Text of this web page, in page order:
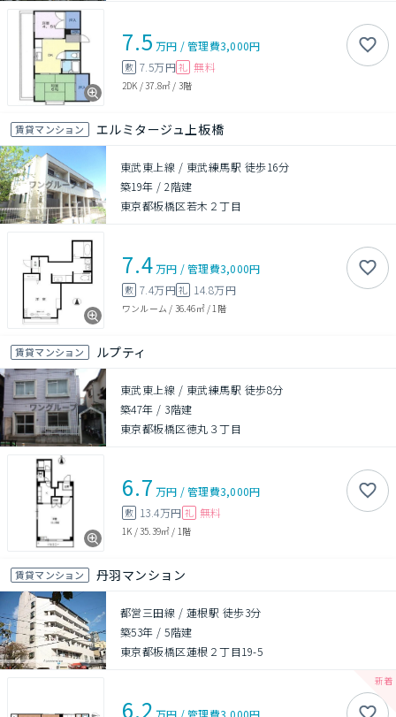
7.5 万円 /管理費3,000円
敷 7.5万円 礼 無料
2DK /37.8㎡ / 3階
賃貸マンション エルミタージュ上板橋
東武東上線 / 東武練馬駅 徒歩16分
築19年 /2階建
東京都板橋区若木２丁目
7.4万円 /管理費3,000円
敷 7.4万円礼 14.8万円
ワンルーム / 36.46㎡/ 1階
賃貸マンション ルプティ
東武東上線 / 東武練馬駅 徒歩8分
築47年 / 3階建
東京都板橋区徳丸３丁目
6.7 万円 /管理費3,000円
敷 13.4万円 礼 無料
1K /35.39㎡ / 1階
賃貸マンション 丹羽マンション
都営三田線 / 蓮根駅 徒歩3分
築53年 /5階建
東京都板橋区蓮根２丁目19-5
6.2 万円 /管理費3,000円